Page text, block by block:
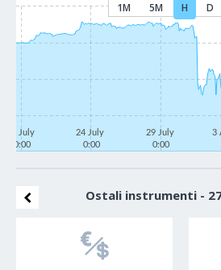
1M 5M H D
21 July
0:00
24 July
0:00
29 July
0:00
3
Ostali instrumenti -